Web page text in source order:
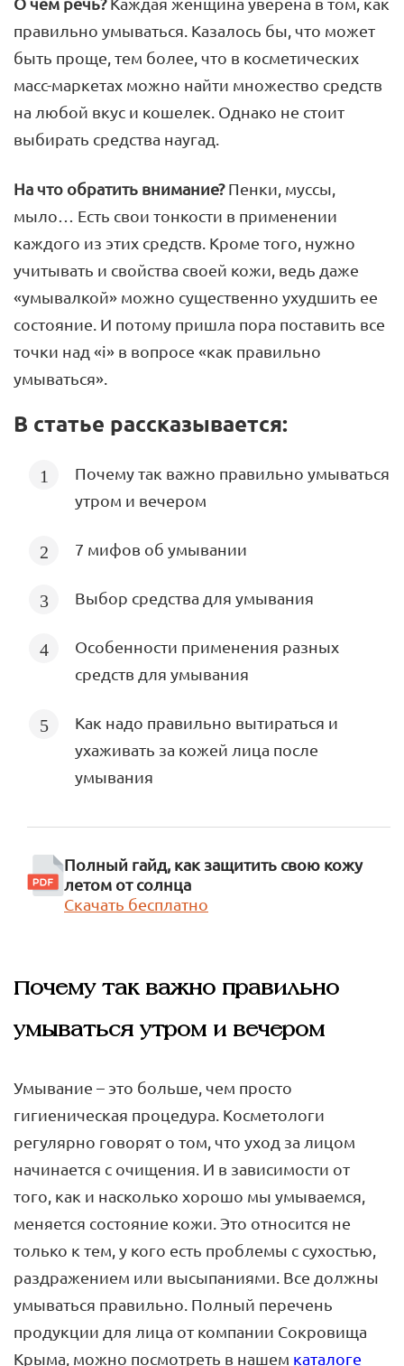
правильно умываться. Казалось бы, что может
быть проще, тем более, что в косметических
масс-маркетах можно найти множество средств
на любой вкус и кошелек. Однако не стоит
выбирать средства наугад.
На что обратить внимание?Пенки, муссы,
мыло… Есть свои тонкости в применении
каждого из этих средств. Кроме того, нужно
учитывать и свойства своей кожи, ведь даже
«умывалкой» можно существенно ухудшить ее
состояние. И потому пришла пора поставить все
точки над «i» в вопросе «как правильно
умываться».
В статье рассказывается:
Почему так важно правильно умываться
утром и вечером
7 мифов об умывании
Выбор средства для умывания
Особенности применения разных
средств для умывания
Как надо правильно вытираться и
ухаживать за кожей лица после
умывания
Полный гайд, как защитить свою кожу
летом от солнца
Скачать бесплатно
Почему так важно правильно
умываться утром и вечером
Умывание – это больше, чем просто
гигиеническая процедура. Косметологи
регулярно говорят о том, что уход за лицом
начинается с очищения. И в зависимости от
того, как и насколько хорошо мы умываемся,
меняется состояние кожи. Это относится не
только к тем, у кого есть проблемы с сухостью,
раздражением или высыпаниями. Все должны
умываться правильно. Полный перечень
продукции для лица от компании Сокровища
Крыма, можно посмотреть в нашем каталоге